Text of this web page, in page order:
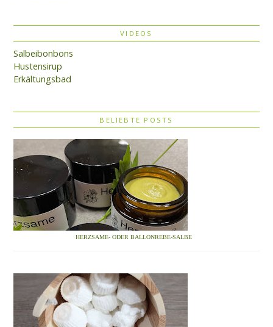
VIDEOS
Salbeibonbons
Hustensirup
Erkältungsbad
BELIEBTE POSTS
HERZSAME- ODER BALLONREBE-SALBE